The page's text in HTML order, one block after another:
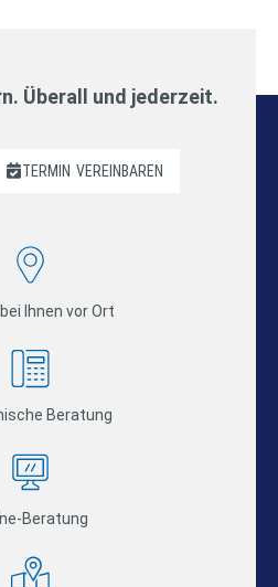
Überall und jederzeit.
TERMIN VEREINBAREN
Ihnen vor Ort
Beratung
Beratung